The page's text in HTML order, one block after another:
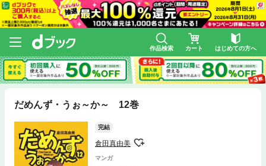
作品検索 カート はじめての方へ
だめんず・うぉ～か～ 12巻
完結
倉田真由美
マンガ